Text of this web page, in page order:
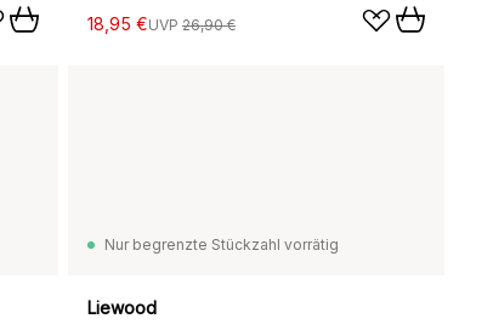
18,95 €UVP 26,90 €
Nur begrenzte Stückzahl vorrätig
Liewood